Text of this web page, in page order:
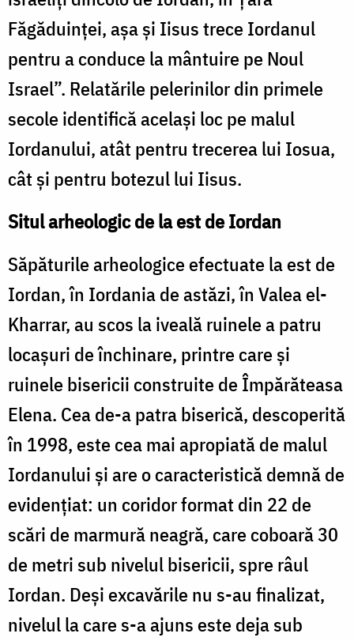
Făgăduinței, așa și Iisus trece Iordanul
pentru a conduce la mântuire pe Noul
Israel”. Relatările pelerinilor din primele
secole identifică același loc pe malul
Iordanului, atât pentru trecerea lui Iosua,
cât și pentru botezul lui Iisus.
Situl arheologic de la est de Iordan
Săpăturile arheologice efectuate la est de
Iordan, în Iordania de astăzi, în Valea el-
Kharrar, au scos la iveală ruinele a patru
locașuri de închinare, printre care și
ruinele bisericii construite de Împărăteasa
Elena. Cea de-a patra biserică, descoperită
în 1998, este cea mai apropiată de malul
Iordanului și are o caracteristică demnă de
evidențiat: un coridor format din 22 de
scări de marmură neagră, care coboară 30
de metri sub nivelul bisericii, spre râul
Iordan. Deși excavările nu s-au finalizat,
nivelul la care s-a ajuns este deja sub